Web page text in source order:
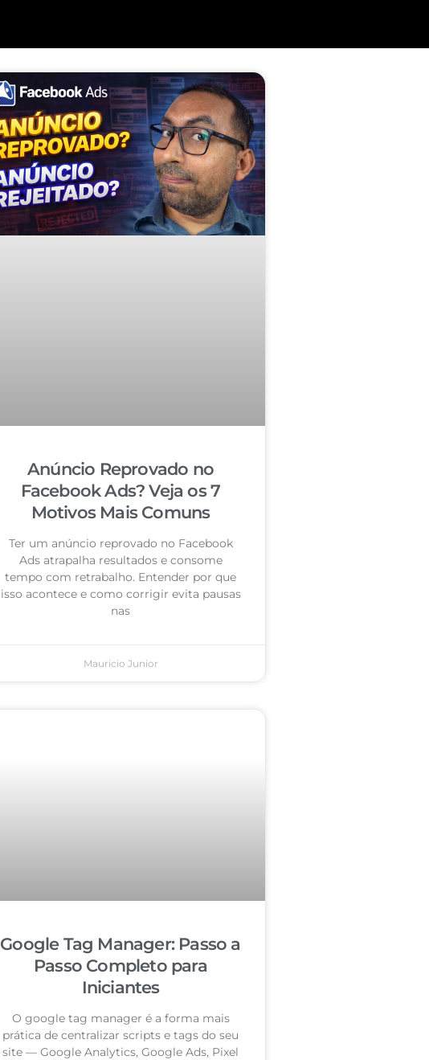
Anúncio Reprovado no
Facebook Ads? Veja os 7
Motivos Mais Comuns
Ter um anúncio reprovado no Facebook
Ads atrapalha resultados e consome
tempo com retrabalho. Entender por que
isso acontece e como corrigir evita pausas
nas
Mauricio Junior
Google Tag Manager: Passo a
Passo Completo para
Iniciantes
O google tag manager é a forma mais
prática de centralizar scripts e tags do seu
site — Google Analytics, Google Ads, Pixel